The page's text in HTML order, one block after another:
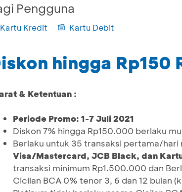
Pengguna
Kartu Kredit Kartu Debit
hingga Rp150
& Ketentuan :
Periode Promo: 1-7 Juli 2021
Diskon 7% hingga Rp150.000 berlaku
Berlaku untuk 35 transaksi pertama/hari
Visa/Mastercard, JCB Black, dan
transaksi minimum Rp1.500.000 dan
Cicilan BCA 0% tenor 3, 6 dan 12 bulan